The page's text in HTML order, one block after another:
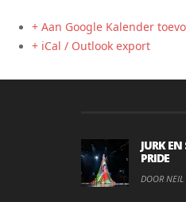
+ Aan Google Kalender
+ iCal / Outlook export
JURK
PRIDE
DOOR